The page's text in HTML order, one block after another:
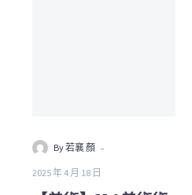
By 若襄 顏 -
2025 年 4 月 18 日